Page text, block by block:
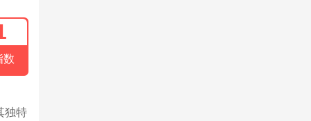
数
独特